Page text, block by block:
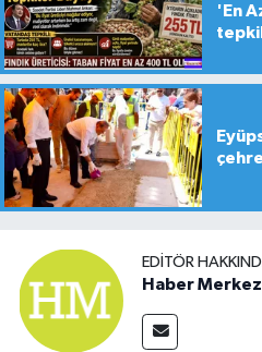
'En
EDITÖR
Haber